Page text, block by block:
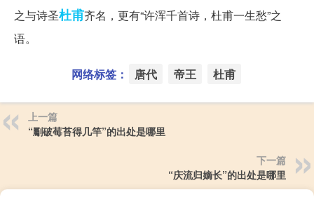
之与诗圣杜甫齐名，更有“许浑千首诗，杜甫一生愁”之
语。
网络标签： 唐代 帝王 杜甫
上一篇
“劚破莓苔得几竿”的出处是哪里
下一篇
“庆流归嫡长”的出处是哪里